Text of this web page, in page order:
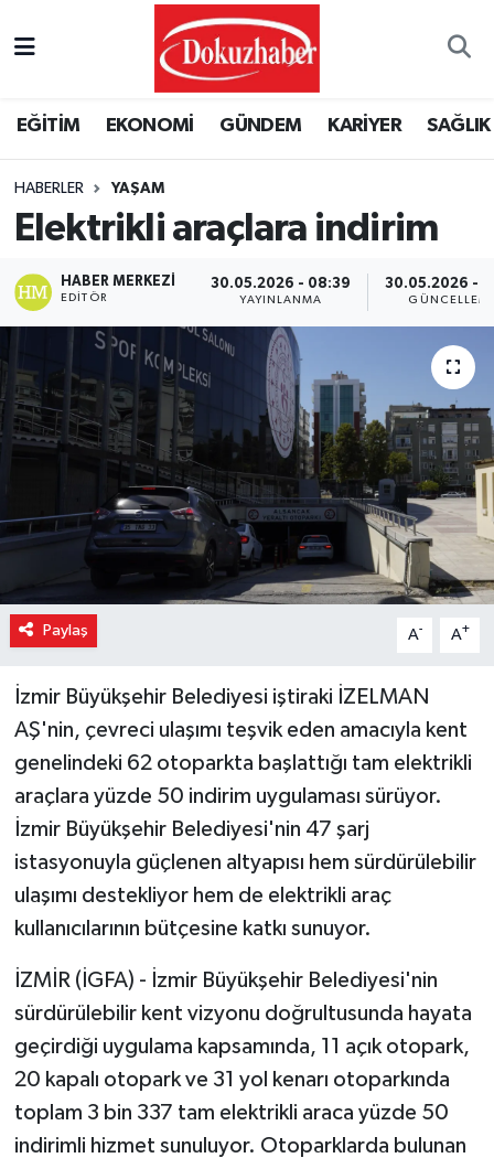
EĞİTİM EKONOMİ GÜNDEM KARİYER SAĞLIK
HABERLER YAŞAM
Elektrikli araçlara indirim
HABER MERKEZI
EDITÖR
30.05.2026 - 08:39
YAYINLANMA
30.05.2026 -
Paylaş A- A+
İzmir Büyükşehir Belediyesi iştiraki İZELMAN
AŞ'nin, çevreci ulaşımı teşvik eden amacıyla kent
genelindeki 62 otoparkta başlattığı tam elektrikli
araçlara yüzde 50 indirim uygulaması sürüyor.
İzmir Büyükşehir Belediyesi'nin 47 şarj
istasyonuyla güçlenen altyapısı hem sürdürülebilir
ulaşımı destekliyor hem de elektrikli araç
kullanıcılarının bütçesine katkı sunuyor.
İZMİR (İGFA) - İzmir Büyükşehir Belediyesi'nin
sürdürülebilir kent vizyonu doğrultusunda hayata
geçirdiği uygulama kapsamında, 11 açık otopark,
20 kapalı otopark ve 31 yol kenarı otoparkında
toplam 3 bin 337 tam elektrikli araca yüzde 50
indirimli hizmet sunuluyor. Otoparklarda bulunan
Puan Durumu ve Fikstür
Son Dakika Haberleri
Haber Arşivi